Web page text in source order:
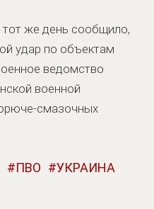
же день сообщило,
удар по объектам
ведомство
военной
смазочных
ПВО
УКРАИНА